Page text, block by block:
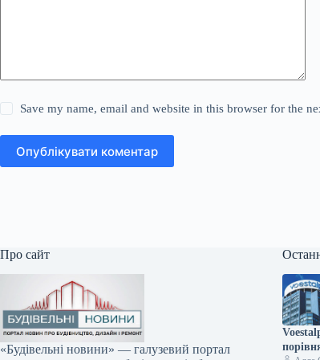
Save my name, email and website in this browser for the
Опублікувати коментар
Про сайт
«Будівельні новини» — галузевий портал